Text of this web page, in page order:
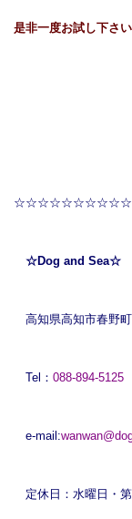
是非一度お試し下さ
☆Dog and Sea☆
高知県高知市春野
Tel： 088-894-5125
e-mail:
定休日：水曜日・